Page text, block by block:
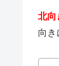
北向
向き